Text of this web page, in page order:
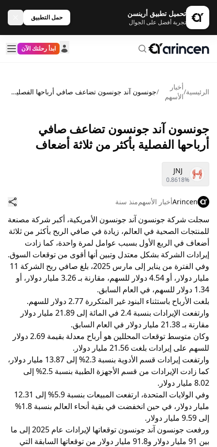
تحميل تطبيق أرينسن
تجربة أفضل على الجوال
حمل التطبيق
ابدأ رحلتك الآن
الرئيسية/
أخبار
الأسهم
/ جونسون آند جونسون تضاعف صافي أرباحها الفصلية بأكثر من ثلاثة أضعاف
جونسون آند جونسون تضاعف صافي
أرباحها الفصلية بأكثر من ثلاثة أضعاف
JNJ
0.8618%
Arincenأخبار الأسهممنذ سنة
سجلت شركة جونسون آند جونسون الأمريكية، أكبر شركة مصنعة
للمنتجات الصحية في العالم، زيادة في صافي الربح بأكثر من ثلاثة
أضعاف في الربع الأول بسبب عوامل لمرة واحدة، كما زادت
إيرادات الشركة بشكل معتدل وتبين أنها أقوى من توقعات السوق.
وفي الفترة من يناير إلى مارس 2025، بلغ صافي ربح الشركة 11
مليار دولار، أو 4.54 دولار للسهم، مقارنة بـ 3.26 مليار دولار، أو
1.34 دولار للسهم، في العام السابق.
بلغت الأرباح باستثناء البنود غير المتكررة 2.77 دولار للسهم.
وارتفعت الإيرادات بنسبة 2.4 في المائة إلى 21.89 مليار دولار
مقارنة بـ 21.38 مليار دولار في العام السابق.
وكان متوسط ​​توقعات المحللين هو أرباح معدلة بقيمة 2.69 دولار
للسهم على إيرادات بلغت 21.56 مليار دولار.
وارتفعت إيرادات قسم الأدوية بنسبة 2.3% إلى 13.87 مليار دولار،
كما زادت الإيرادات من قسم الأجهزة الطبية بنسبة 2.5% إلى
8.02 مليار دولار.
وفي الولايات المتحدة، ارتفعت المبيعات بنسبة 5.9% إلى 12.31
مليار دولار، في حين انخفضت في بقية أنحاء العالم بنسبة 1.8%
إلى 9.59 مليار دولار.
ورفعت جونسون آند جونسون توقعاتها لإيرادات عام 2025 إلى ما
بين 91 مليار دولار و91.8 مليار دولار من توقعاتها السابقة التي